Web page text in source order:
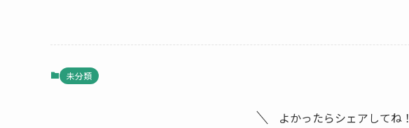
未分類
よかったらシェアしてね！